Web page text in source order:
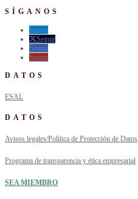
SÍGANOS
Seguir
Seguir
Seguir
Seguir
DATOS
ESAL
DATOS
Avisos legales/Política de Protección de Datos
Programa de transparencia y ética empresarial
SEA MIEMBRO